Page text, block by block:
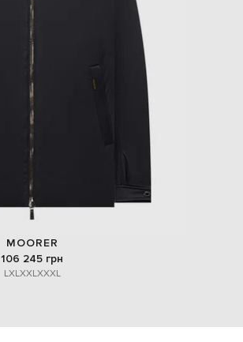
MOORER
106 245 грн
LXLXXLXXXL